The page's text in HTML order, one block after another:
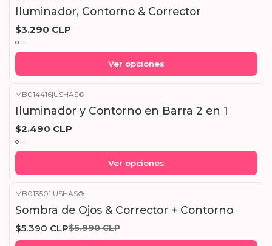
Iluminador, Contorno & Corrector
$3.290 CLP
Ver opciones
MB014416|USHAS®
Iluminador y Contorno en Barra 2 en 1
$2.490 CLP
Ver opciones
MB013501|USHAS®
Sombra de Ojos & Corrector + Contorno
$5.390 CLP$5.990 CLP